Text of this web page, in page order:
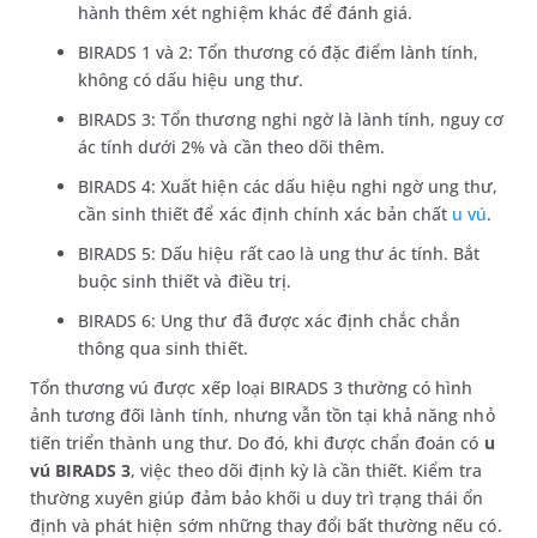
hành thêm xét nghiệm khác để đánh giá.
BIRADS 1 và 2: Tổn thương có đặc điểm lành tính,
không có dấu hiệu ung thư.
BIRADS 3: Tổn thương nghi ngờ là lành tính, nguy cơ
ác tính dưới 2% và cần theo dõi thêm.
BIRADS 4: Xuất hiện các dấu hiệu nghi ngờ ung thư,
cần sinh thiết để xác định chính xác bản chất u vú.
BIRADS 5: Dấu hiệu rất cao là ung thư ác tính. Bắt
buộc sinh thiết và điều trị.
BIRADS 6: Ung thư đã được xác định chắc chắn
thông qua sinh thiết.
Tổn thương vú được xếp loại BIRADS 3 thường có hình
ảnh tương đối lành tính, nhưng vẫn tồn tại khả năng nhỏ
tiến triển thành ung thư. Do đó, khi được chẩn đoán có u
vú BIRADS 3, việc theo dõi định kỳ là cần thiết. Kiểm tra
thường xuyên giúp đảm bảo khối u duy trì trạng thái ổn
định và phát hiện sớm những thay đổi bất thường nếu có.